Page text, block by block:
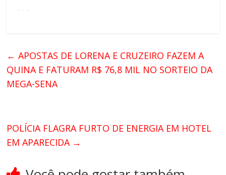
← APOSTAS DE LORENA E CRUZEIRO FAZEM A
QUINA E FATURAM R$ 76,8 MIL NO SORTEIO DA
MEGA-SENA
POLÍCIA FLAGRA FURTO DE ENERGIA EM HOTEL
EM APARECIDA →